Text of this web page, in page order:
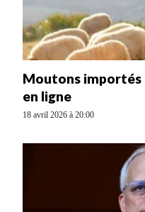
Moutons importés
en ligne
18 avril 2026 à 20:00